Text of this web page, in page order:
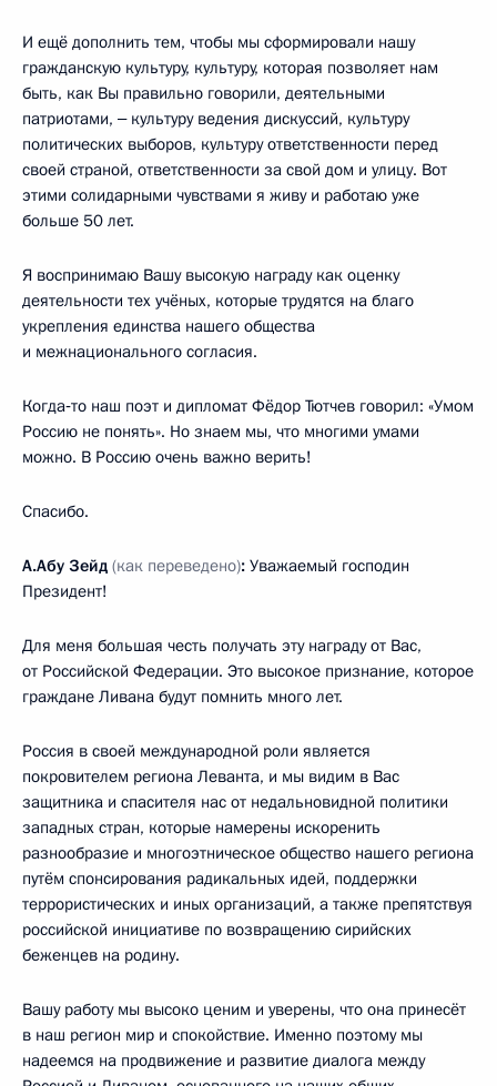
И ещё дополнить тем, чтобы мы сформировали нашу
гражданскую культуру, культуру, которая позволяет нам
быть, как Вы правильно говорили, деятельными
патриотами, ‒ культуру ведения дискуссий, культуру
политических выборов, культуру ответственности перед
своей страной, ответственности за свой дом и улицу. Вот
этими солидарными чувствами я живу и работаю уже
больше 50 лет.
Я воспринимаю Вашу высокую награду как оценку
деятельности тех учёных, которые трудятся на благо
укрепления единства нашего общества
и межнационального согласия.
Когда‑то наш поэт и дипломат Фёдор Тютчев говорил: «Умом
Россию не понять». Но знаем мы, что многими умами
можно. В Россию очень важно верить!
Спасибо.
А.Абу Зейд (как переведено): Уважаемый господин
Президент!
Для меня большая честь получать эту награду от Вас,
от Российской Федерации. Это высокое признание, которое
граждане Ливана будут помнить много лет.
Россия в своей международной роли является
покровителем региона Леванта, и мы видим в Вас
защитника и спасителя нас от недальновидной политики
западных стран, которые намерены искоренить
разнообразие и многоэтническое общество нашего региона
путём спонсирования радикальных идей, поддержки
террористических и иных организаций, а также препятствуя
российской инициативе по возвращению сирийских
беженцев на родину.
Вашу работу мы высоко ценим и уверены, что она принесёт
в наш регион мир и спокойствие. Именно поэтому мы
надеемся на продвижение и развитие диалога между